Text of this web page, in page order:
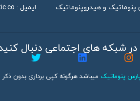
و هیدروپنوماتیک
ایمیل :
شبکه های اجتماعی دنبال
پنوماتیک میباشد هرگونه کپی برداری بدون ذکر